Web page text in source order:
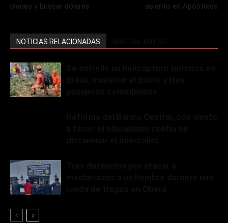
planes y buscar dólares
asiento en Apóstoles
NOTICIAS RELACIONADAS